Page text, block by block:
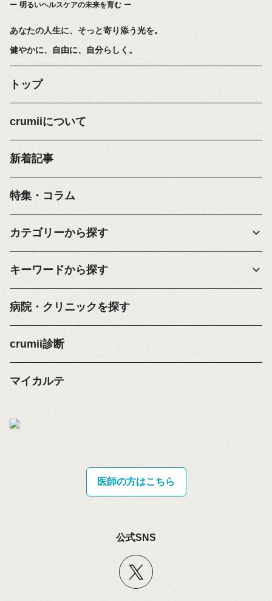
明るいヘルスケアの未来を育む
あなたの人生に、そっと寄り添う光を。
健やかに、自由に、自分らしく。
トップ
crumiiについて
新着記事
特集・コラム
カテゴリーから探す
キーワードから探す
病院・クリニックを探す
crumii診断
マイカルテ
医師の方はこちら
公式SNS